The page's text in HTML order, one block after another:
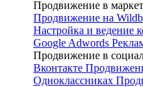
Продвижение в
Продвижение на
Настройка и ведение
Google Adwords
Продвижение в
Вконтакте
Одноклассниках